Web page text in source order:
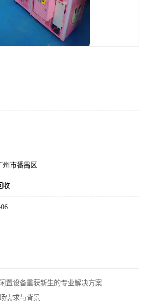
州市番禺区
收
置设备重获新生的专业解决方案
需求与背景